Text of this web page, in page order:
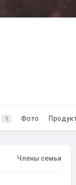
1 Фото
Члены семьи